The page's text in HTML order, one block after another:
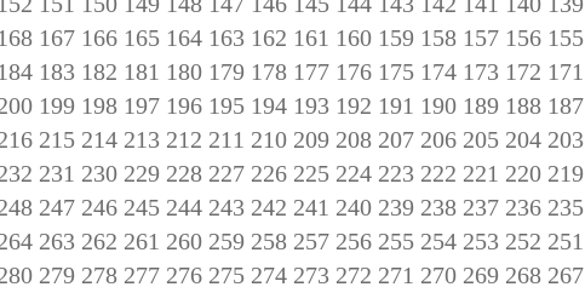
155
156
157
158
159
160
161
162
163
164
165
166
167
168
171
172
173
174
175
176
177
178
179
180
181
182
183
184
187
188
189
190
191
192
193
194
195
196
197
198
199
203
204
205
206
207
208
209
210
211
212
213
214
215
219
220
221
222
223
224
225
226
227
228
229
230
231
235
236
237
238
239
240
241
242
243
244
245
246
247
251
252
253
254
255
256
257
258
259
260
261
262
263
267
268
269
270
271
272
273
274
275
276
277
278
279